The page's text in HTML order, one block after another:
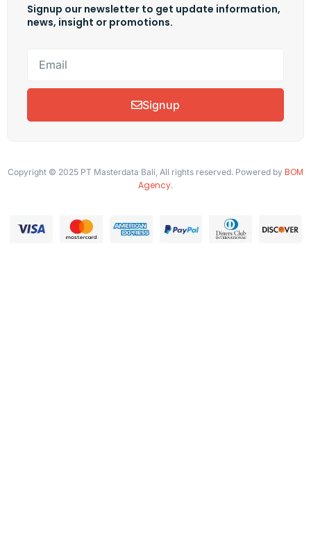
Signup our newsletter to get update information,
news, insight or promotions.
Signup
Copyright © 2025 PT Masterdata Bali, All rights reserved. Powered by BOM
Agency.